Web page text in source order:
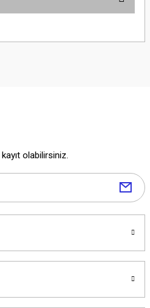
Soru Sor
olabilirsiniz.